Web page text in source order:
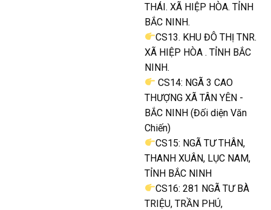
THÁI. XÃ HIỆP HÒA. TỈNH
BẮC NINH.
CS13. KHU ĐÔ THỊ TNR.
XÃ HIỆP HÒA . TỈNH BẮC
NINH.
CS14: NGÃ 3 CAO
THƯỢNG XÃ TÂN YÊN -
BẮC NINH (Đối diện Văn
Chiến)
CS15: NGÃ TƯ THÂN,
THANH XUÂN, LỤC NAM,
TỈNH BẮC NINH
CS16: 281 NGÃ TƯ BÀ
TRIỆU, TRẦN PHÚ,